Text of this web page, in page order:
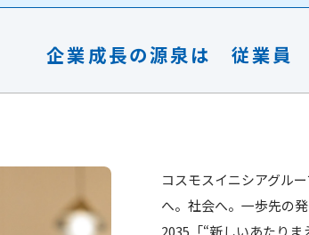
企業成長の源泉は 従業員
コスモスイニシアグル
へ。社会へ。一歩先の
2035「“新しいあたり